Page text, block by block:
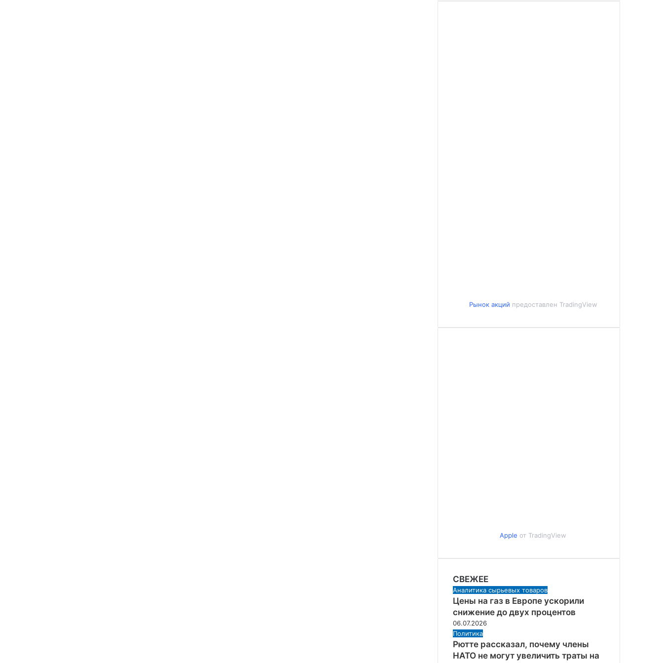
Рынок акций предоставлен TradingView
Apple от TradingView
СВЕЖЕЕ
Аналитика сырьевых товаров
Цены на газ в Европе ускорили
снижение до двух процентов
06.07.2026
Политика
Рютте рассказал, почему члены
НАТО не могут увеличить траты на